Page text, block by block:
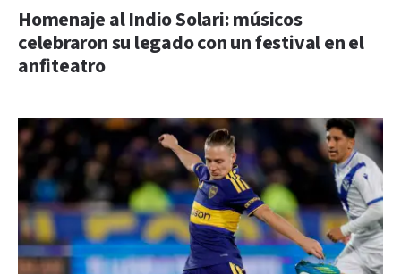
Homenaje al Indio Solari: músicos
celebraron su legado con un festival en el
anfiteatro